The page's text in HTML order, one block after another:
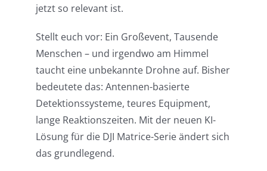
jetzt so relevant ist.
Stellt euch vor: Ein Großevent, Tausende
Menschen – und irgendwo am Himmel
taucht eine unbekannte Drohne auf. Bisher
bedeutete das: Antennen-basierte
Detektionssysteme, teures Equipment,
lange Reaktionszeiten. Mit der neuen KI-
Lösung für die DJI Matrice-Serie ändert sich
das grundlegend.